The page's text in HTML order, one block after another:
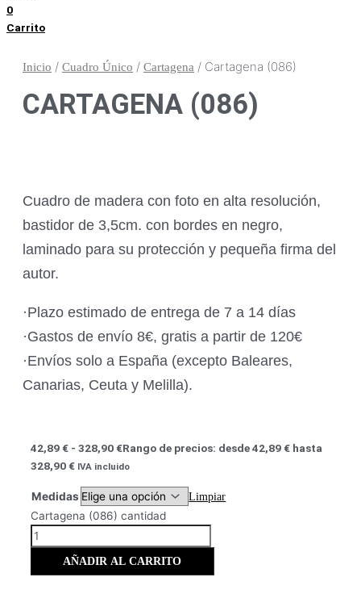
0
Carrito
Inicio / Cuadro Único / Cartagena / Cartagena (086)
CARTAGENA (086)
Cuadro de madera con foto en alta resolución,
bastidor de 3,5cm. con bordes en negro,
laminado para su protección y pequeña firma del
autor.
·Plazo estimado de entrega de 7 a 14 días
·Gastos de envío 8€, gratis a partir de 120€
·Envíos solo a España (excepto Baleares,
Canarias, Ceuta y Melilla).
42,89€ - 328,90€Rango de precios: desde 42,89 € hasta
328,90 € IVA incluido
Medidas Limpiar
Cartagena (086) cantidad
AÑADIR AL CARRITO